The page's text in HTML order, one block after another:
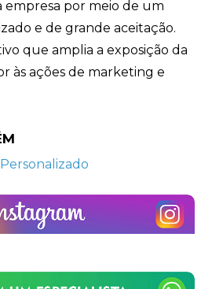
empresa por meio de um
e de grande aceitação.
que amplia a exposição da
às ações de marketing e